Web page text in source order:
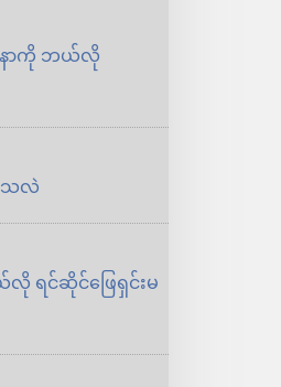
နာကို ဘယ်လို
သလဲ
ရင်ဆိုင်ဖြေရှင်းမ